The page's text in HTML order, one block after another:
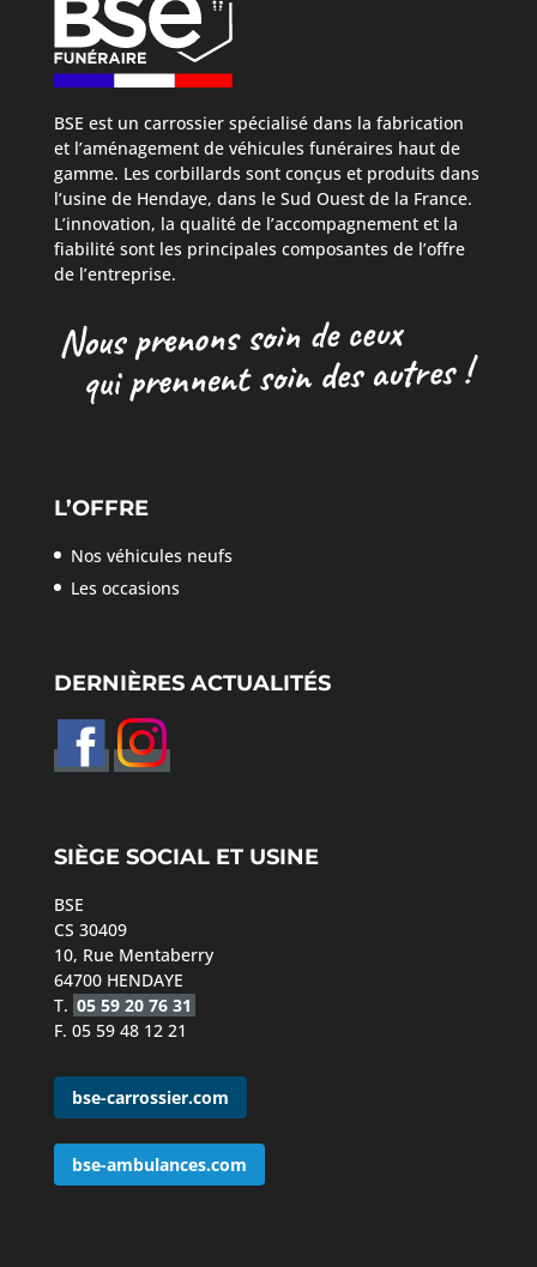
BSE est un carrossier spécialisé dans la fabrication
et l’aménagement de véhicules funéraires haut de
gamme. Les corbillards sont conçus et produits dans
l’usine de Hendaye, dans le Sud Ouest de la France.
L’innovation, la qualité de l’accompagnement et la
fiabilité sont les principales composantes de l’offre
de l’entreprise.
L’OFFRE
Nos véhicules neufs
Les occasions
DERNIÈRES ACTUALITÉS
SIÈGE SOCIAL ET USINE
BSE
CS 30409
10, Rue Mentaberry
64700 HENDAYE
T. 05 59 20 76 31
F. 05 59 48 12 21
bse-carrossier.com
bse-ambulances.com